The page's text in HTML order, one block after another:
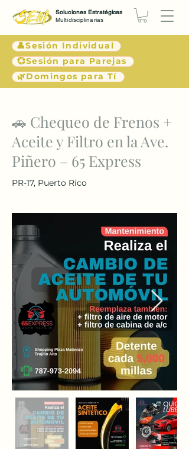
👤Sesión Individual
💞Sesión para Parejas
🌿Domingos para Tí
Soluciones Estratégicas
Multidisciplinarias
< Atrás
🚗 Chequeo de Frenos +
Aceite y Filtro en la Ave.
Piñero – 65 Express
PR-17, Puerto Rico